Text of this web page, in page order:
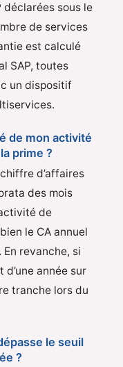
déclarées sous le
de services
est calculé
SAP, toutes
un dispositif
de mon activité
prime ?
d’affaires
des mois
de
le CA annuel
revanche, si
année sur
tranche lors du
le seuil
?